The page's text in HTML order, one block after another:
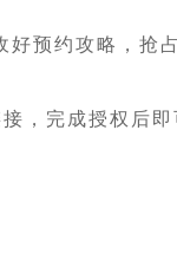
好预约攻略，抢
，完成授权后即